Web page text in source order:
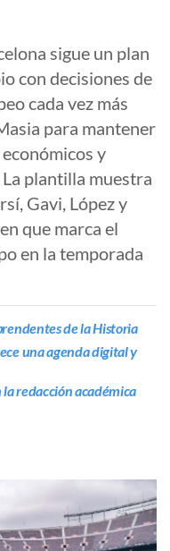
sigue un plan
con decisiones de
cada vez más
para mantener
y
plantilla muestra
Gavi, López y
que marca el
en la temporada
de la Historia
una agenda digital y
redacción académica